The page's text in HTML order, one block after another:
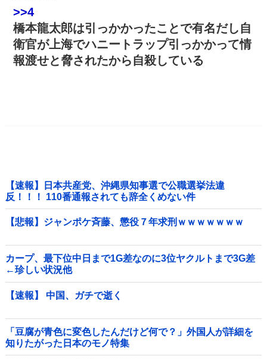
>>4
橋本龍太郎は引っかかったことで有名だし自
衛官が上海でハニートラップ引っかかって情
報渡せと脅されたから自殺している
【速報】日本共産党、沖縄県知事選で公職選挙法違
反！！！ 110番通報されても辞全くめない件
【悲報】ジャンポケ斉藤、懲役７年求刑ｗｗｗｗｗｗｗ
カープ、最下位中日まで1G差なのに3位ヤクルトまで3G差
←珍しい状況他
【速報】 中国、ガチで逝く
「豆腐が青色に変色したんだけど何で？」外国人が詳細を
知りたがった日本のモノ特集